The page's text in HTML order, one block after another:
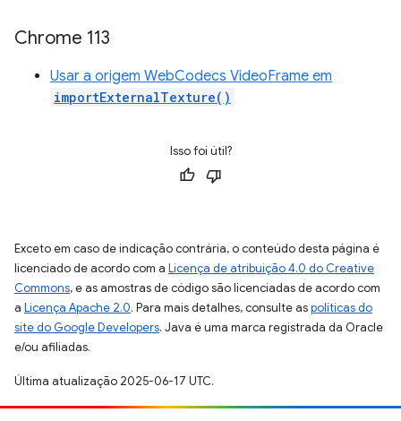
Chrome 113
Usar a origem WebCodecs VideoFrame em
importExternalTexture()
Isso foi útil?
Exceto em caso de indicação contrária, o conteúdo desta página é
licenciado de acordo com a Licença de atribuição 4.0 do Creative
Commons, e as amostras de código são licenciadas de acordo com
a Licença Apache 2.0. Para mais detalhes, consulte aspolíticas do
site do Google Developers. Java é uma marca registrada da Oracle
e/ou afiliadas.
Última atualização 2025-06-17 UTC.